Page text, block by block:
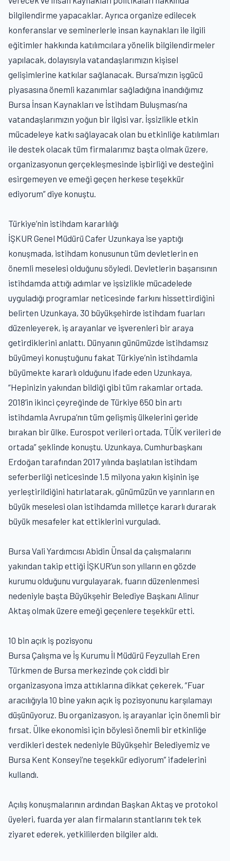
bilgilendirme yapacaklar. Ayrıca organize edilecek
konferanslar ve seminerlerle insan kaynakları ile ilgili
eğitimler hakkında katılımcılara yönelik bilgilendirmeler
yapılacak, dolayısıyla vatandaşlarımızın kişisel
gelişimlerine katkılar sağlanacak. Bursa’mızın işgücü
piyasasına önemli kazanımlar sağladığına inandığımız
Bursa İnsan Kaynakları ve İstihdam Buluşması’na
vatandaşlarımızın yoğun bir ilgisi var. İşsizlikle etkin
mücadeleye katkı sağlayacak olan bu etkinliğe katılımları
ile destek olacak tüm firmalarımız başta olmak üzere,
organizasyonun gerçekleşmesinde işbirliği ve desteğini
esirgemeyen ve emeği geçen herkese teşekkür
ediyorum” diye konuştu.
Türkiye’nin istihdam kararlılığı
İŞKUR Genel Müdürü Cafer Uzunkaya ise yaptığı
konuşmada, istihdam konusunun tüm devletlerin en
önemli meselesi olduğunu söyledi. Devletlerin başarısının
istihdamda attığı adımlar ve işsizlikle mücadelede
uyguladığı programlar neticesinde farkını hissettirdiğini
belirten Uzunkaya, 30 büyükşehirde istihdam fuarları
düzenleyerek, iş arayanlar ve işverenleri bir araya
getirdiklerini anlattı. Dünyanın günümüzde istihdamsız
büyümeyi konuştuğunu fakat Türkiye’nin istihdamla
büyümekte kararlı olduğunu ifade eden Uzunkaya,
“Hepinizin yakından bildiği gibi tüm rakamlar ortada.
2018’in ikinci çeyreğinde de Türkiye 650 bin artı
istihdamla Avrupa’nın tüm gelişmiş ülkelerini geride
bırakan bir ülke. Eurospot verileri ortada, TÜİK verileri de
ortada” şeklinde konuştu. Uzunkaya, Cumhurbaşkanı
Erdoğan tarafından 2017 yılında başlatılan istihdam
seferberliği neticesinde 1.5 milyona yakın kişinin işe
yerleştirildiğini hatırlatarak, günümüzün ve yarınların en
büyük meselesi olan istihdamda milletçe kararlı durarak
büyük mesafeler kat ettiklerini vurguladı.
Bursa Vali Yardımcısı Abidin Ünsal da çalışmalarını
yakından takip ettiği İŞKUR’un son yılların en gözde
kurumu olduğunu vurgulayarak, fuarın düzenlenmesi
nedeniyle başta Büyükşehir Belediye Başkanı Alinur
Aktaş olmak üzere emeği geçenlere teşekkür etti.
10 bin açık iş pozisyonu
Bursa Çalışma ve İş Kurumu İl Müdürü Feyzullah Eren
Türkmen de Bursa merkezinde çok ciddi bir
organizasyona imza attıklarına dikkat çekerek, “Fuar
aracılığıyla 10 bine yakın açık iş pozisyonunu karşılamayı
düşünüyoruz. Bu organizasyon, iş arayanlar için önemli bir
fırsat. Ülke ekonomisi için böylesi önemli bir etkinliğe
verdikleri destek nedeniyle Büyükşehir Belediyemiz ve
Bursa Kent Konseyi’ne teşekkür ediyorum” ifadelerini
kullandı.
Açılış konuşmalarının ardından Başkan Aktaş ve protokol
üyeleri, fuarda yer alan firmaların stantlarını tek tek
ziyaret ederek, yetkililerden bilgiler aldı.